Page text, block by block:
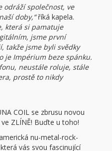
odráží společnost, ve
doby,“říká kapela.
která si pamatuje
jsme první
takže jsme byli svědky
je Impérium beze spánku.
neustále roluje, stále
prostě to nikdy
COIL se zbrusu novou
ZLÍNĚ! Buďte u toho!
nu-metal-rock-
vás svou fascinující